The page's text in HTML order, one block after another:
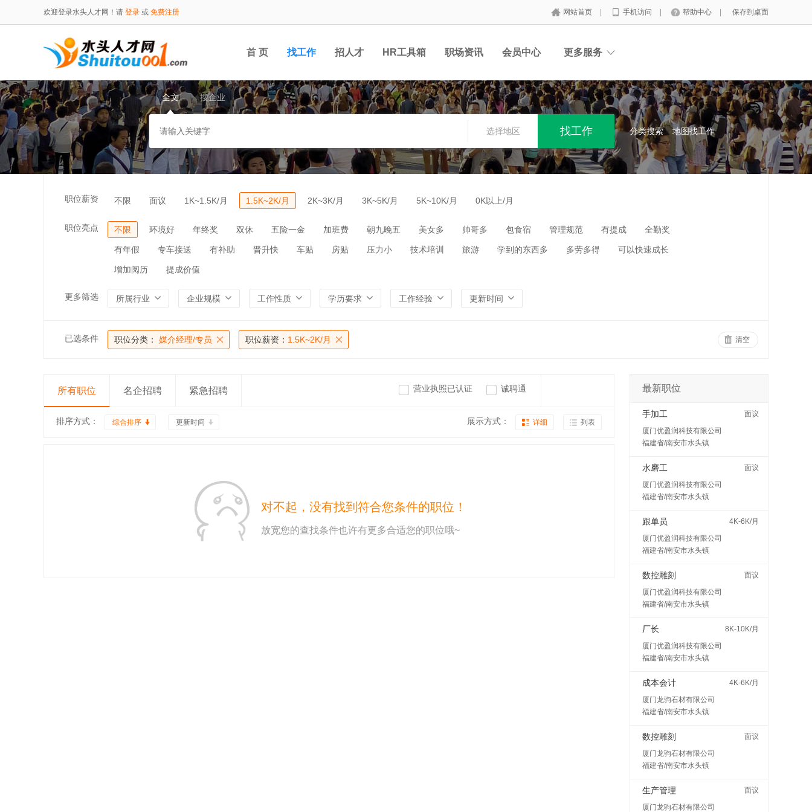
欢迎登录水头人才网！请 登录 或 免费注册 网站首页 手机访问 帮助中心 保存到桌面
首 页 找工作 招人才 HR工具箱 职场资讯 会员中心 更多服务
全文 搜企业
选择地区 分类搜索 地图找工作
职位薪资 不限 面议 1K~1.5K/月 1.5K~2K/月 2K~3K/月 3K~5K/月 5K~10K/月 0K以上/月
职位亮点 不限 环境好 年终奖 双休 五险一金 加班费 朝九晚五 美女多 帅哥多 包食宿 管理规范 有提成 全勤奖
有年假 专车接送 有补助 晋升快 车贴 房贴 压力小 技术培训 旅游 学到的东西多 多劳多得 可以快速成长
增加阅历 提成价值
更多筛选 所属行业 企业规模 工作性质 学历要求 工作经验 更新时间
已选条件 职位分类： 媒介经理/专员 职位薪资： 1.5K~2K/月 清空
所有职位 名企招聘 紧急招聘 营业执照已认证 诚聘通
排序方式： 综合排序 更新时间 展示方式： 详细 列表
对不起，没有找到符合您条件的职位！
放宽您的查找条件也许有更多合适您的职位哦~
最新职位
手加工
面议
厦门优盈润科技有限公司
福建省/南安市水头镇
水磨工
面议
厦门优盈润科技有限公司
福建省/南安市水头镇
跟单员
4K-6K/月
厦门优盈润科技有限公司
福建省/南安市水头镇
数控雕刻
面议
厦门优盈润科技有限公司
福建省/南安市水头镇
厂长
8K-10K/月
厦门优盈润科技有限公司
福建省/南安市水头镇
成本会计
4K-6K/月
厦门龙驹石材有限公司
福建省/南安市水头镇
数控雕刻
面议
厦门龙驹石材有限公司
福建省/南安市水头镇
生产管理
面议
厦门龙驹石材有限公司